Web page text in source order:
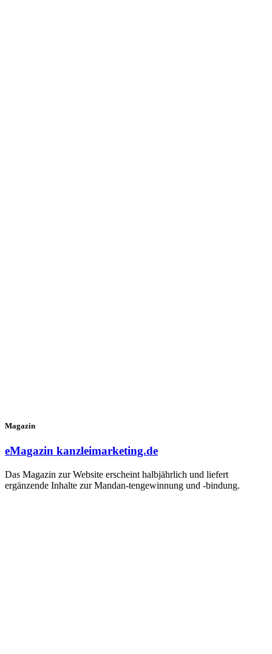
Magazin
eMagazin kanzleimarketing.de
Das Magazin zur Website erscheint halbjährlich und liefert
ergänzende Inhalte zur Mandan-tengewinnung und -bindung.